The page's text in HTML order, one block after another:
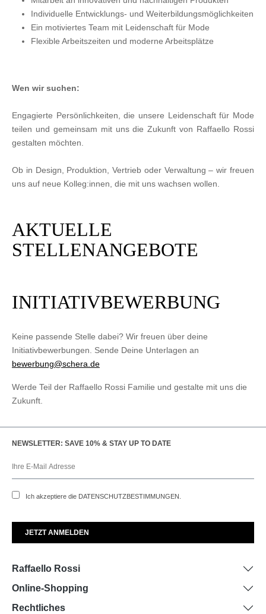
Individuelle Entwicklungs- und Weiterbildungsmöglichkeiten
Ein motiviertes Team mit Leidenschaft für Mode
Flexible Arbeitszeiten und moderne Arbeitsplätze
Wen wir suchen:
Engagierte Persönlichkeiten, die unsere Leidenschaft für Mode
teilen und gemeinsam mit uns die Zukunft von Raffaello Rossi
gestalten möchten.
Ob in Design, Produktion, Vertrieb oder Verwaltung – wir freuen
uns auf neue Kolleg:innen, die mit uns wachsen wollen.
AKTUELLE
STELLENANGEBOTE
INITIATIVBEWERBUNG
Keine passende Stelle dabei? Wir freuen über deine
Initiativbewerbungen. Sende Deine Unterlagen an
bewerbung@schera.de
Werde Teil der Raffaello Rossi Familie und gestalte mit uns die
Zukunft.
NEWSLETTER: SAVE 10% & STAY UP TO DATE
Ich akzeptiere die DATENSCHUTZBESTIMMUNGEN .
Raffaello Rossi
Online-Shopping
Rechtliches